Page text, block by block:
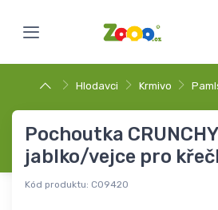
Hlodavci Krmivo
Pochoutka
jablko/vejce pro
Kód produktu: C09420